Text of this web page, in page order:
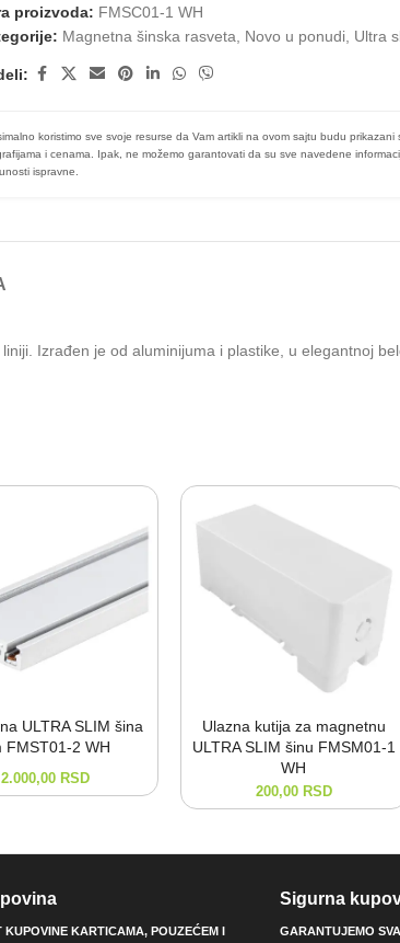
proizvoda: FMSC01-1 WH
Magnetna šinska rasveta Novo u ponudi Ultra
koristimo sve svoje resurse da Vam artikli na ovom sajtu budu prikazani
i cenama. Ipak, ne možemo garantovati da su sve navedene
ispravne.
Izrađen je od aluminijuma i plastike, u elegantnoj
ULTRA SLIM šina
FMST01-⁠2 WH
2.000,00 RSD
Ulazna kutija za magnetnu
ULTRA SLIM šinu FMSM01-⁠1
WH
200,00 RSD
KUPOVINE KARTICAMA, POUZEĆEM I
Sigurna
GARANTUJEMO